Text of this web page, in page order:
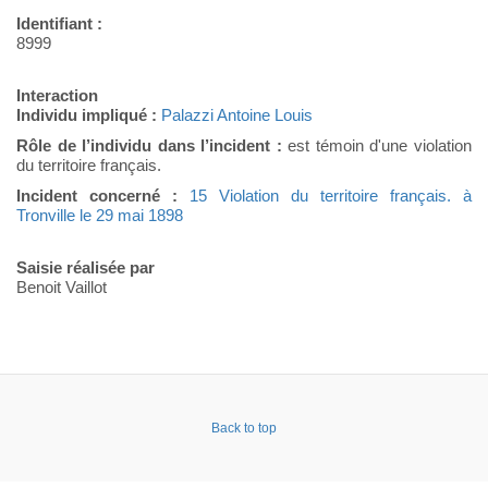
Identifiant :
8999
Interaction
Individu impliqué : Palazzi Antoine Louis
Rôle de l’individu dans l’incident : est témoin d'une violation
du territoire français.
Incident concerné :
15 Violation du territoire français. à
Tronville le 29 mai 1898
Saisie réalisée par
Benoit Vaillot
Back to top